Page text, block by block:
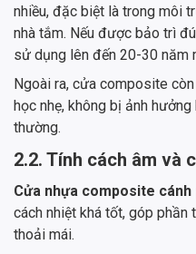
nhiều, đặc biệt là trong môi
nhà tắm. Nếu được bảo trì
sử dụng lên đến 20-30 năm
Ngoài ra, cửa composite
học nhẹ, không bị ảnh
thường.
2.2. Tính cách âm và
Cửa nhựa composite cánh
cách nhiệt khá tốt, góp
thoải mái.